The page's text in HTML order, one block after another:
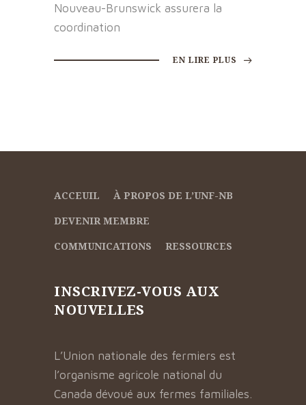
Nouveau-Brunswick assurera la
coordination
EN LIRE PLUS
ACCEUIL
À PROPOS DE L’UNF-NB
DEVENIR MEMBRE
COMMUNICATIONS
RESSOURCES
INSCRIVEZ-VOUS AUX
NOUVELLES
L’Union nationale des fermiers est
l’organisme agricole national du
Canada dévoué aux fermes familiales.